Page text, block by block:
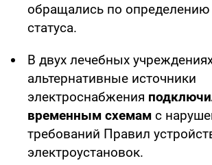
обращались по определению
статуса.
В двух лечебных
альтернативные источники
электроснабжения
временным схемам с
требований Правил
электроустановок.